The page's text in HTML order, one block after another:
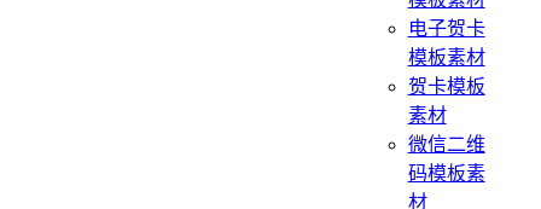
电子贺卡
模板素材
贺卡模板
素材
微信二维
码模板素
材